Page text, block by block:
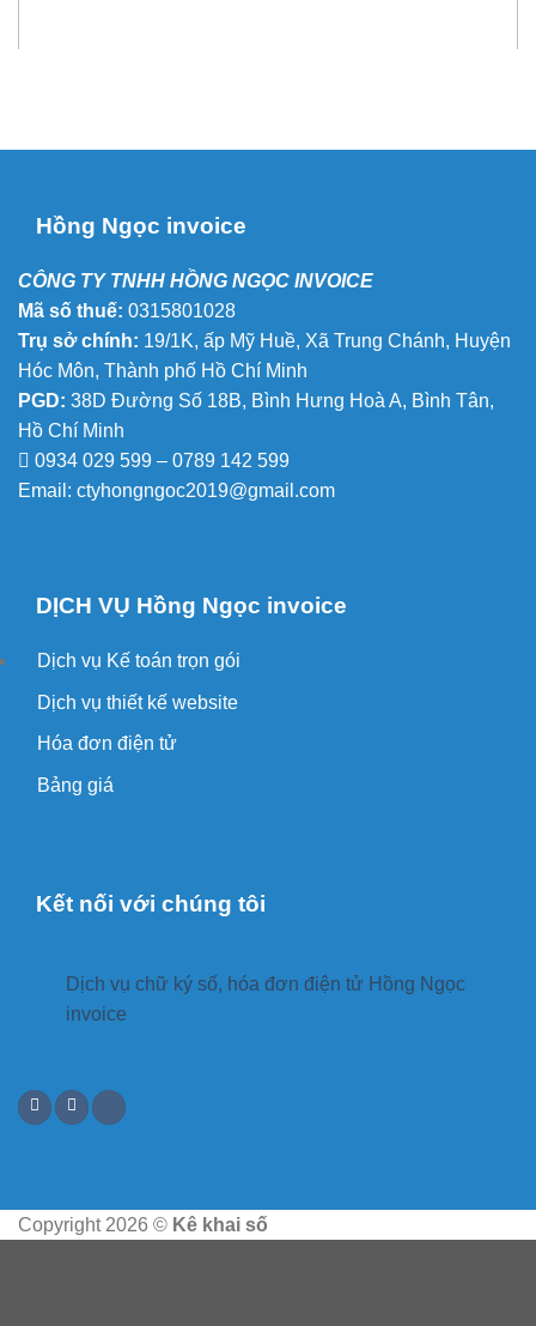
Hồng Ngọc invoice
CÔNG TY TNHH HỒNG NGỌC INVOICE
Mã số thuế: 0315801028
Trụ sở chính: 19/1K, ấp Mỹ Huề, Xã Trung Chánh, Huyện
Hóc Môn, Thành phố Hồ Chí Minh
PGD: 38D Đường Số 18B, Bình Hưng Hoà A, Bình Tân,
Hồ Chí Minh
0934 029 599 – 0789 142 599
Email: ctyhongngoc2019@gmail.com
DỊCH VỤ Hồng Ngọc invoice
Dịch vụ Kế toán trọn gói
Dịch vụ thiết kế website
Hóa đơn điện tử
Bảng giá
Kết nối với chúng tôi
Dịch vụ chữ ký số, hóa đơn điện tử Hồng Ngọc
invoice
Copyright 2026 © Kê khai số